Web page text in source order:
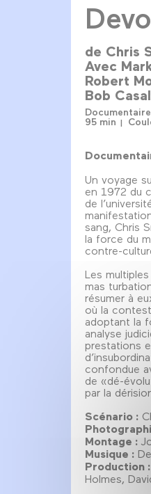
Devo
de Chris
Avec
Robert
Bob
Documentaire
95 min
Un voyage
en 1972 du
de
sang, Chris
la force du
contre-
Les
mas
résumer à
où la
adoptant la
analyse
prestations
confondue
de «dé-
par la
Scénario :
Montage :
Musique :
Production :
Holmes,